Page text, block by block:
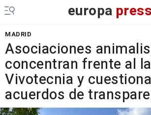
europa press
MADRID
Asociaciones
concentran frente al
Vivotecnia y
acuerdos de